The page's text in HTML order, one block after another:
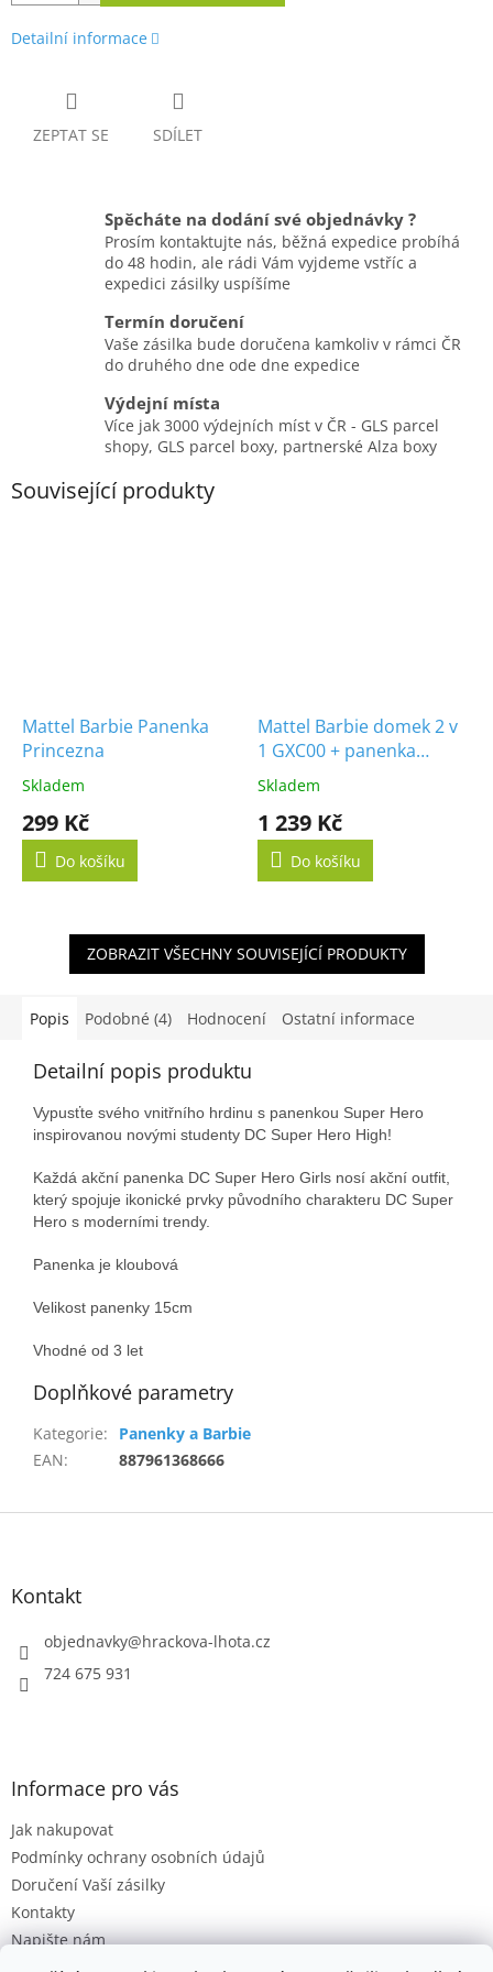
Detailní informace
ZEPTAT SE SDÍLET
Spěcháte na dodání své objednávky ?
Prosím kontaktujte nás, běžná expedice probíhá
do 48 hodin, ale rádi Vám vyjdeme vstříc a
expedici zásilky uspíšíme
Termín doručení
Vaše zásilka bude doručena kamkoliv v rámci ČR
do druhého dne ode dne expedice
Výdejní místa
Více jak 3000 výdejních míst v ČR - GLS parcel
shopy, GLS parcel boxy, partnerské Alza boxy
Související produkty
Mattel Barbie Panenka
Princezna
Skladem
299 Kč
Do košíku
Mattel Barbie domek 2 v
1 GXC00 + panenka
zdarma
Skladem
1 239 Kč
Do košíku
ZOBRAZIT VŠECHNY SOUVISEJÍCÍ PRODUKTY
Popis Podobné (4) Hodnocení Ostatní informace
Detailní popis produktu
Vypusťte svého vnitřního hrdinu s panenkou Super Hero
inspirovanou novými studenty DC Super Hero High!
Každá akční panenka DC Super Hero Girls nosí akční outfit,
který spojuje ikonické prvky původního charakteru DC Super
Hero s moderními trendy.
Panenka je kloubová
Velikost panenky 15cm
Vhodné od 3 let
Doplňkové parametry
Kategorie:
Panenky a Barbie
EAN: 887961368666
Z
Kontakt
objednavky@hrackova-lhota.cz
724 675 931
Informace pro vás
Jak nakupovat
Podmínky ochrany osobních údajů
Doručení Vaší zásilky
Kontakty
Napište nám
Hodnocení obchodu